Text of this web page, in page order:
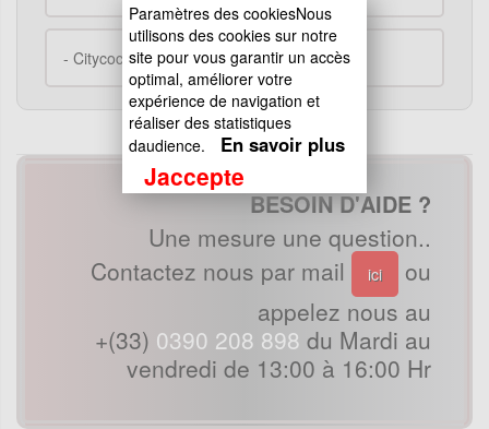
- Citycoco -> Chassis
BESOIN D'AIDE ?
Une mesure une question..
Contactez nous par mail
ici
ou
appelez nous au
+(33) 0390 208 898 du Mardi au
vendredi de 13:00 à 16:00 Hr
Paramètres des cookiesNous
utilisons des cookies sur notre
site pour vous garantir un accès
optimal, améliorer votre
expérience de navigation et
réaliser des statistiques
daudience.
En savoir plus
Jaccepte